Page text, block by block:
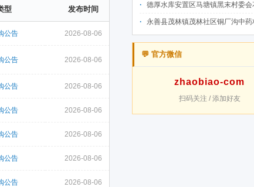
型 发布时间
公告 2026-08-06
公告 2026-08-06
公告 2026-08-06
公告 2026-08-06
公告 2026-08-06
公告 2026-08-06
公告 2026-08-06
德厚水库安置区马塘镇黑末村委会花庄移民安置点美丽家园·移民新村建设项
永善县茂林镇茂林社区铜厂沟中药材产业配套水利设施建设项目
💬 官方微信
zhaobiao-com
扫码关注 / 添加好友